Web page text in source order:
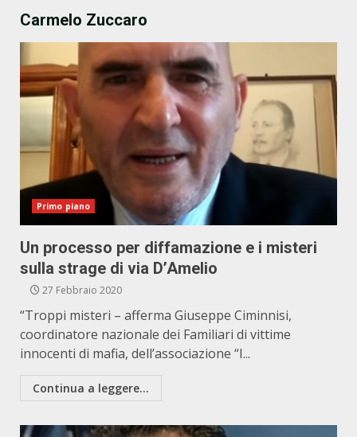
Carmelo Zuccaro
Primo piano
Un processo per diffamazione e i misteri
sulla strage di via D’Amelio
27 Febbraio 2020
“Troppi misteri – afferma Giuseppe Ciminnisi,
coordinatore nazionale dei Familiari di vittime
innocenti di mafia, dell’associazione “I...
Continua a leggere...